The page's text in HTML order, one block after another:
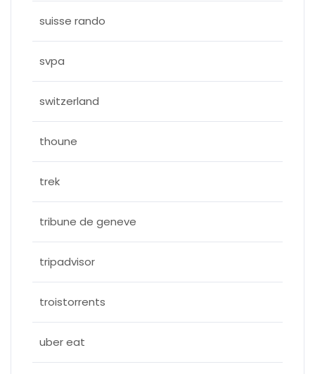
suisse rando
svpa
switzerland
thoune
trek
tribune de geneve
tripadvisor
troistorrents
uber eat